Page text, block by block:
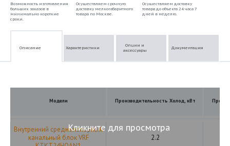
Возможность изготовления
больших заказов в
минимально короткие
сроки.
Осуществляем срочную
доставку мелкогабаритного
товара по Москве.
Осуществляем доставку
товара до объекта 24 часа 7
дней в неделю.
Описание Характеристики
Опции и
аксессуары
Документация
Модели Производительность Холод, кВт
Внутренний средненапорный
канальный блок VRF
2.2
Кликните для просмотра